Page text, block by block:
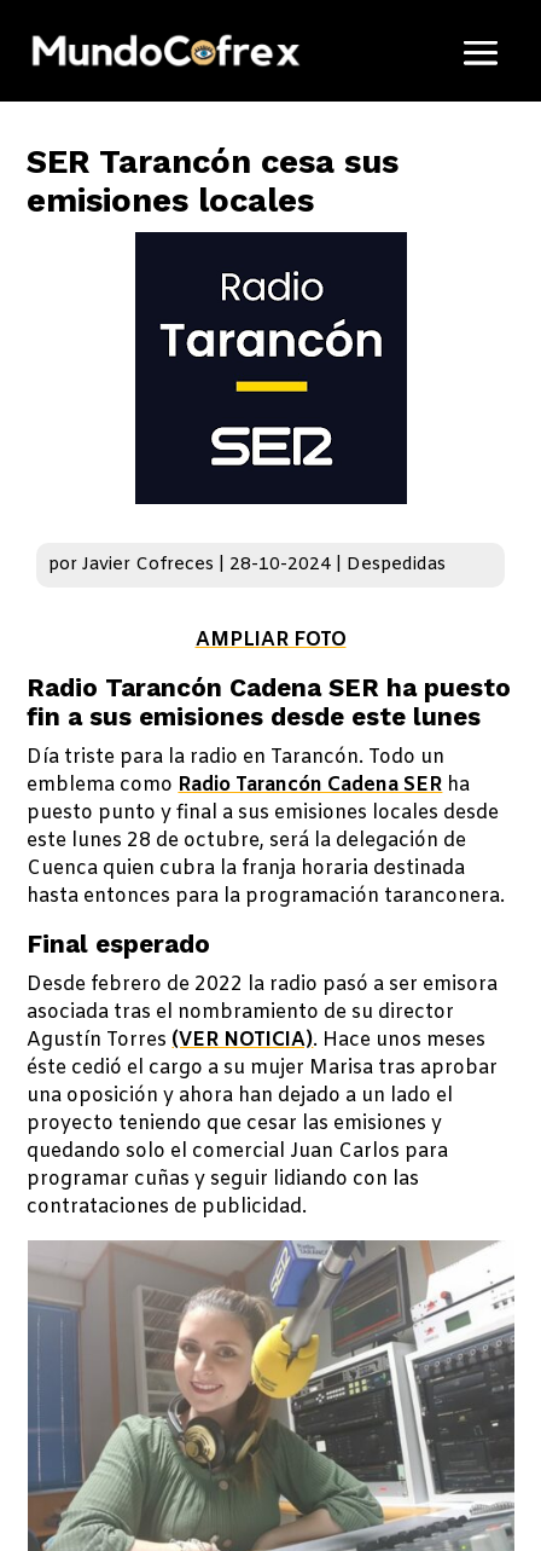
SER Tarancón cesa sus
emisiones locales
porJavier Cofreces 28-10-2024 Despedidas
AMPLIAR FOTO
Radio Tarancón Cadena SER ha puesto
fin a sus emisiones desde este lunes
Día triste para la radio en Tarancón. Todo un
emblema como Radio Tarancón Cadena SER ha
puesto punto y final a sus emisiones locales desde
este lunes 28 de octubre, será la delegación de
Cuenca quien cubra la franja horaria destinada
hasta entonces para la programación taranconera.
Final esperado
Desde febrero de 2022 la radio pasó a ser emisora
asociada tras el nombramiento de su director
Agustín Torres (VER NOTICIA). Hace unos meses
éste cedió el cargo a su mujer Marisa tras aprobar
una oposición y ahora han dejado a un lado el
proyecto teniendo que cesar las emisiones y
quedando solo el comercial Juan Carlos para
programar cuñas y seguir lidiando con las
contrataciones de publicidad.